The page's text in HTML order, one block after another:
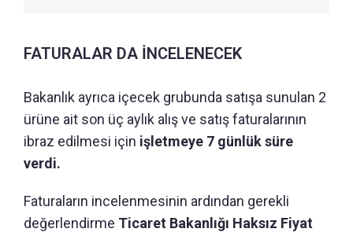
FATURALAR DA İNCELENECEK
Bakanlık ayrıca içecek grubunda satışa sunulan 2
ürüne ait son üç aylık alış ve satış faturalarının
ibraz edilmesi için işletmeye 7 günlük süre
verdi.
Faturaların incelenmesinin ardından gerekli
değerlendirme Ticaret Bakanlığı Haksız Fiyat